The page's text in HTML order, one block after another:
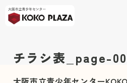
チラシ表_page-